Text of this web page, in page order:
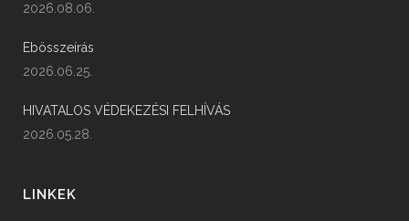
2026.08.06.
Ebösszeírás
2026.06.25.
HIVATALOS VÉDEKEZÉSI FELHÍVÁS
2026.05.28.
LINKEK